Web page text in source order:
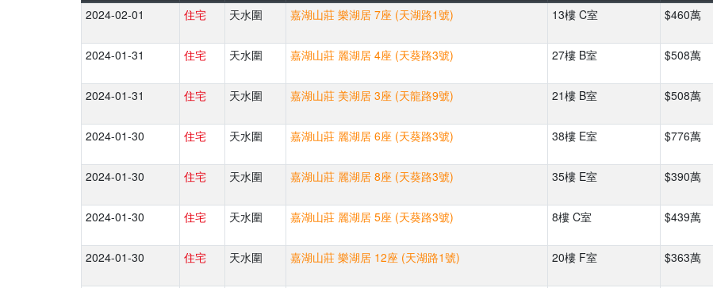
2024-02-01
住宅 天水圍 嘉湖山莊 樂湖居 7座 (天湖路1號) 13樓 C室 $460萬
2024-01-31 住宅 天水圍 嘉湖山莊 麗湖居 4座 (天葵路3號) 27樓 B室 $508萬
2024-01-31 住宅 天水圍 嘉湖山莊 美湖居 3座 (天龍路9號) 21樓 B室 $508萬
2024-01-30 住宅 天水圍 嘉湖山莊 麗湖居 6座 (天葵路3號) 38樓 E室 $776萬
2024-01-30 住宅 天水圍 嘉湖山莊 麗湖居 8座 (天葵路3號) 35樓 E室 $390萬
2024-01-30 住宅 天水圍 嘉湖山莊 麗湖居 5座 (天葵路3號) 8樓 C室 $439萬
2024-01-30 住宅 天水圍 嘉湖山莊 樂湖居 12座 (天湖路1號) 20樓 F室 $363萬